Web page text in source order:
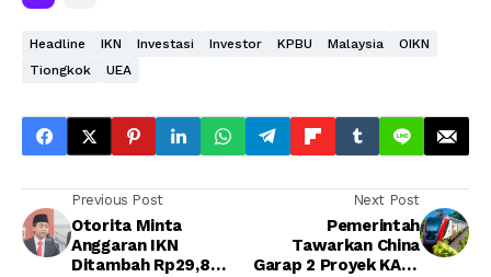
Headline IKN Investasi Investor KPBU Malaysia
OIKN
Tiongkok
UEA
Previous Post
Otorita Minta
Anggaran IKN
Ditambah Rp29,8
Next Post
Pemerintah
Tawarkan China
Garap 2 Proyek KA di